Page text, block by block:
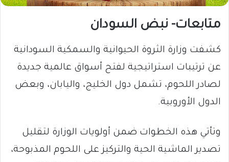
متابعات- نبض السودان
​كشفت وزارة الثروة الحيوانية والسمكية السودانية
عن ترتيبات استراتيجية لفتح أسواق عالمية جديدة
لصادر اللحوم، تشمل دول الخليج، واليابان، وبعض
الدول الأوروبية.
وتأتي هذه الخطوات ضمن أولويات الوزارة لتقليل
تصدير الماشية الحية والتركيز على اللحوم المذبوحة،